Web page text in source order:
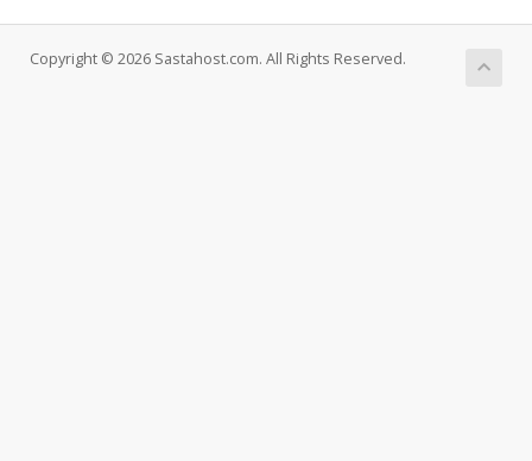
Copyright © 2026 Sastahost.com. All Rights Reserved.